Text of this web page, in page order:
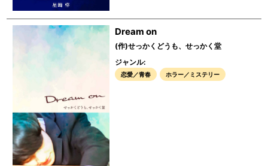
Dream on
(作)せっかくどうも、せっかく堂
ジャンル:
恋愛／青春 ホラー／ミステリー